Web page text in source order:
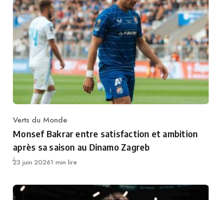
Category
Verts du Monde
Monsef Bakrar entre satisfaction et ambition
après sa saison au Dinamo Zagreb
Publié
23 juin 20261 min lire